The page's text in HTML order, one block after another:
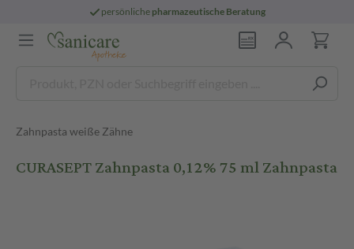
persönliche pharmazeutische Beratung
Zahnpasta weiße Zähne
CURASEPT Zahnpasta 0,12% 75 ml Zahnpasta